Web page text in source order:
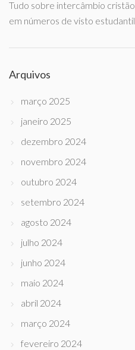
Tudo sobre intercâmbio cristão
em números de visto estudantil
Arquivos
março 2025
janeiro 2025
dezembro 2024
novembro 2024
outubro 2024
setembro 2024
agosto 2024
julho 2024
junho 2024
maio 2024
abril 2024
março 2024
fevereiro 2024